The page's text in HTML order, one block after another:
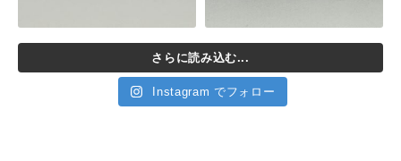
さらに読み込む...
Instagram でフォロー